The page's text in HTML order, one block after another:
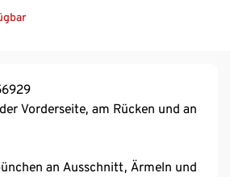
Vorderseite, am Rücken und an
an Ausschnitt, Ärmeln und